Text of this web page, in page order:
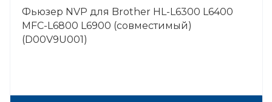
Фьюзер NVP для Brother HL-L6300 L6400
MFC-L6800 L6900 (совместимый)
(D00V9U001)